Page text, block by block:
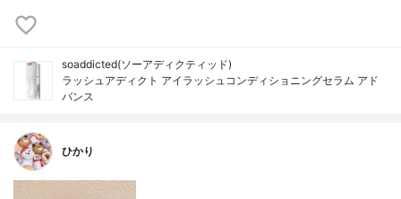
soaddicted(ソーアディクティッド)
ラッシュアディクト アイラッシュコンディショニングセラム アド
バンス
ひかり